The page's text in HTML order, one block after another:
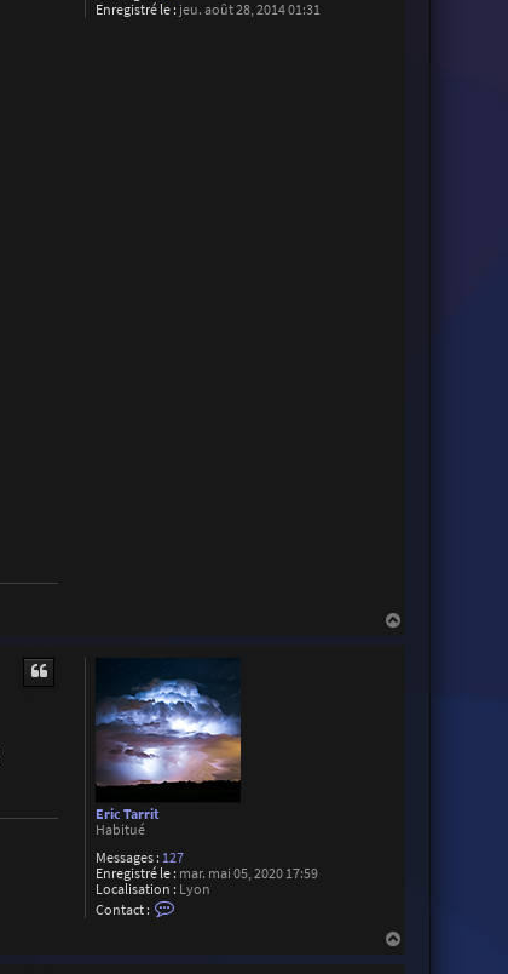
Enregistré le : jeu. août 28, 2014 01:31
Eric Tarrit
Habitué
Messages : 127
Enregistré le : mar. mai 05, 2020 17:59
Localisation : Lyon
Contact :